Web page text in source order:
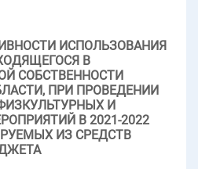
ИСПОЛЬЗОВАНИЯ
В
СОБСТВЕННОСТИ
ПРИ ПРОВЕДЕНИИ
И
В 2021-2022
ИЗ СРЕДСТВ